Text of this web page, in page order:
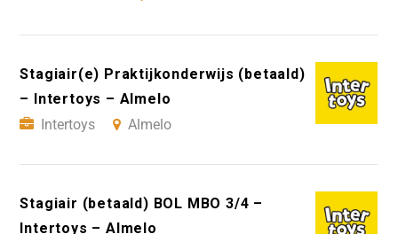
Stagiair(e) Praktijkonderwijs (betaald)
– Intertoys – Almelo
Intertoys
Almelo
Stagiair (betaald) BOL MBO 3/4 –
Intertoys – Almelo